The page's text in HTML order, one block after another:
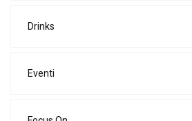
Drinks
Eventi